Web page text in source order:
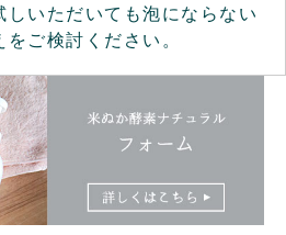
いただいても泡にならない
ご検討ください。